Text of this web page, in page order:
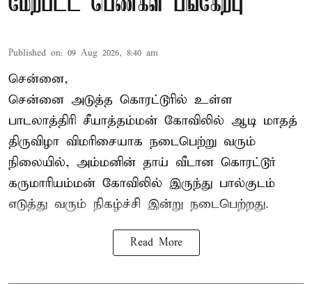
மேற்பட்ட பெண்கள் பங்கேற்பு
Published on: 09 Aug 2026, 8:40 am
சென்னை,
சென்னை அடுத்த கொரட்டூரில் உள்ள
பாடலாத்திரி சீயாத்தம்மன் கோவிலில் ஆடி மாதத்
திருவிழா விமரிசையாக நடைபெற்று வரும்
நிலையில், அம்மனின் தாய் வீடான கொரட்டூர்
கருமாரியம்மன் கோவிலில் இருந்து பால்குடம்
எடுத்து வரும் நிகழ்ச்சி இன்று நடைபெற்றது.
Read More